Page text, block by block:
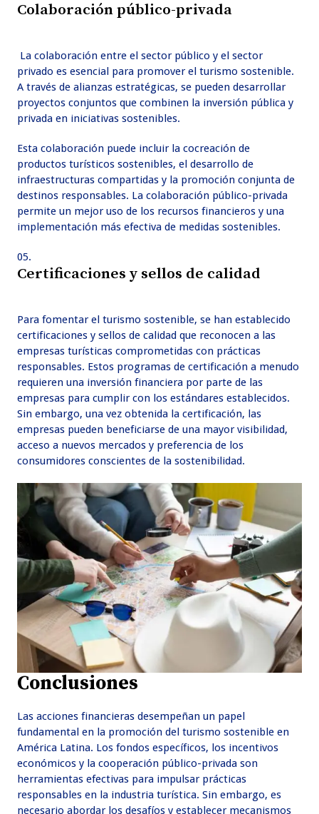
Colaboración público-privada
La colaboración entre el sector público y el sector
privado es esencial para promover el turismo sostenible.
A través de alianzas estratégicas, se pueden desarrollar
proyectos conjuntos que combinen la inversión pública y
privada en iniciativas sostenibles.
Esta colaboración puede incluir la cocreación de
productos turísticos sostenibles, el desarrollo de
infraestructuras compartidas y la promoción conjunta de
destinos responsables. La colaboración público-privada
permite un mejor uso de los recursos financieros y una
implementación más efectiva de medidas sostenibles.
Certificaciones y sellos de calidad
Para fomentar el turismo sostenible, se han establecido
certificaciones y sellos de calidad que reconocen a las
empresas turísticas comprometidas con prácticas
responsables. Estos programas de certificación a menudo
requieren una inversión financiera por parte de las
empresas para cumplir con los estándares establecidos.
Sin embargo, una vez obtenida la certificación, las
empresas pueden beneficiarse de una mayor visibilidad,
acceso a nuevos mercados y preferencia de los
consumidores conscientes de la sostenibilidad.
Conclusiones
Las acciones financieras desempeñan un papel
fundamental en la promoción del turismo sostenible en
América Latina. Los fondos específicos, los incentivos
económicos y la cooperación público-privada son
herramientas efectivas para impulsar prácticas
responsables en la industria turística. Sin embargo, es
necesario abordar los desafíos y establecer mecanismos